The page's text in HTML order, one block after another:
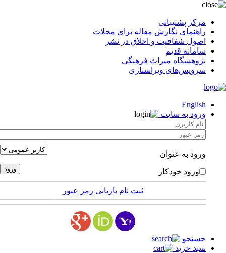
مرکز پشتیبانی
راهنمای نگارش مقاله برای مجلات
اصول شفافیت و اخلاق در نشر
سامانه قدیم
پژوهشگاه میراث فرهنگی
سرویس‌های ویراستاری
English
ورود به سایت
ورود به عنوان
ورود خودکار
ثبت نام بازیابی رمز عبور
جستجو
سبد خرید